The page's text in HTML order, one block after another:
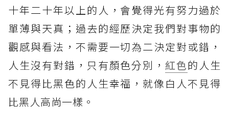
十年二十年以上的人，會覺得光有努力過於
單薄與天真；過去的經歷決定我們對事物的
觀感與看法，不需要一切為二決定對或錯，
人生沒有對錯，只有顏色分別，紅色的人生
不見得比黑色的人生幸福，就像白人不見得
比黑人高尚一樣。